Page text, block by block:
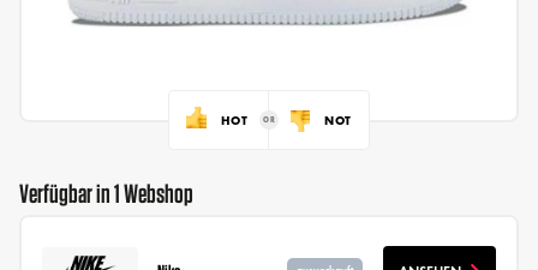
HOT NOT
Verfügbar in 1 Webshop